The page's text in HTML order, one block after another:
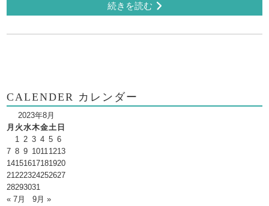
続きを読む
CALENDER カレンダー
2023年8月
月 火水木金土 日
1 2 3 4 5 6
7 8 9 10111213
14151617181920
21222324252627
28293031
« 7月
9月 »